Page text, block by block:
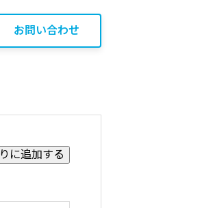
お問い合わせ